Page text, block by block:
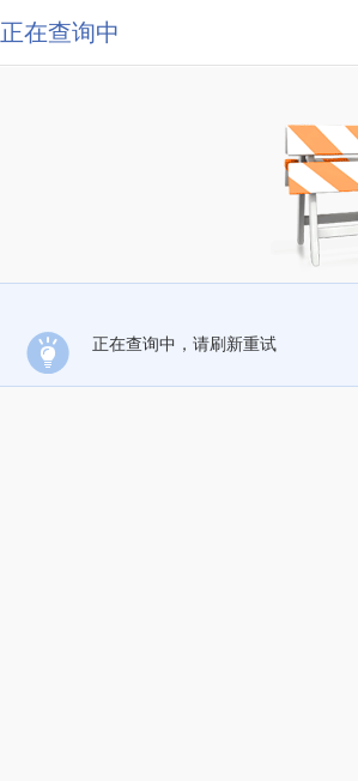
正在查询中
正在查询中，请刷新重试